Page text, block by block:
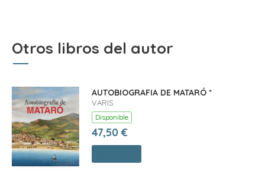
Otros libros del autor
AUTOBIOGRAFIA DE MATARÓ *
VARIS
Disponible
47,50 €